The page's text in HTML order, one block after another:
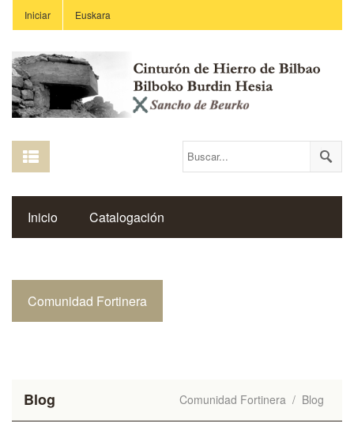
Iniciar Euskara
Inicio Catalogación
Comunidad Fortinera
Blog Comunidad Fortinera / Blog